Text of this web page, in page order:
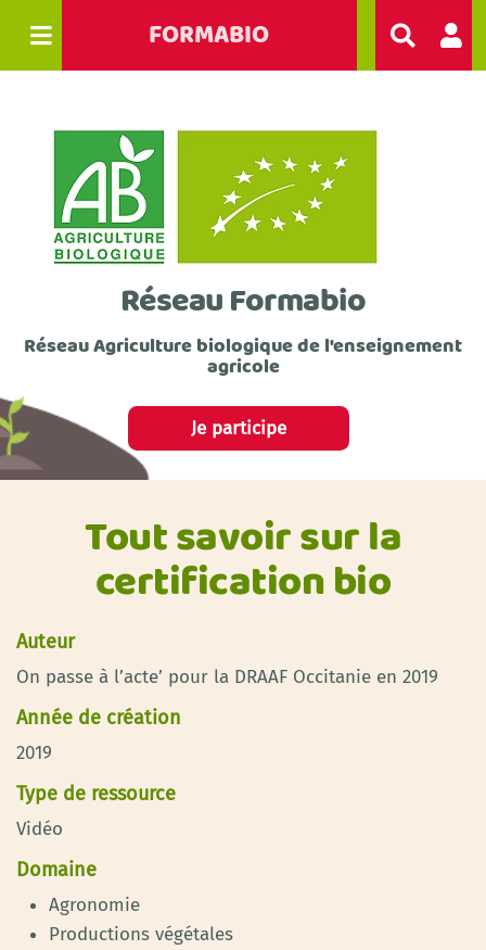
FORMABIO
Réseau Formabio
Réseau Agriculture biologique de l'enseignement
agricole
Je participe
Tout savoir sur la
certification bio
Auteur
On passe à l’acte’ pour la DRAAF Occitanie en 2019
Année de création
2019
Type de ressource
Vidéo
Domaine
Agronomie
Productions végétales